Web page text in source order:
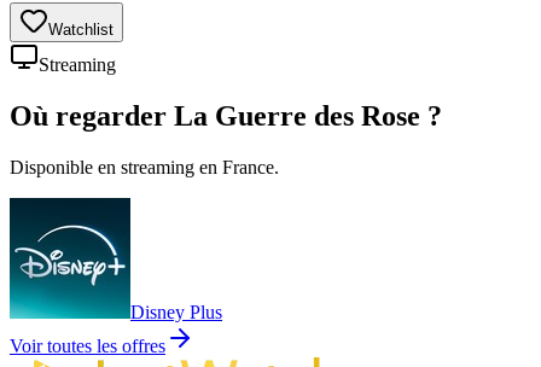
Watchlist
Streaming
Où regarder La Guerre des Rose ?
Disponible en streaming en France.
Disney Plus
Voir toutes les offres